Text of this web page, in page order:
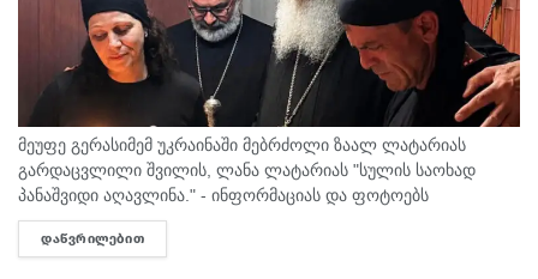
მეუფე გერასიმემ უკრაინაში მებრძოლი ზაალ ლატარიას
გარდაცვლილი შვილის, ლანა ლატარიას "სულის საოხად
პანაშვიდი აღავლინა." - ინფორმაციას და ფოტოებს
საპატრიარქოს საზოგადოებასთან ურთიერთობის სამსახური
სოციალურ ქსელში ავრცელებს. "ამა წლის 5 აგვისტოს
ᲓᲐᲬᲕᲠᲘᲚᲔᲑᲘᲗ